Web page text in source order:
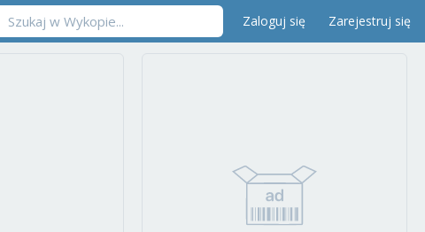
Zaloguj się Zarejestruj się